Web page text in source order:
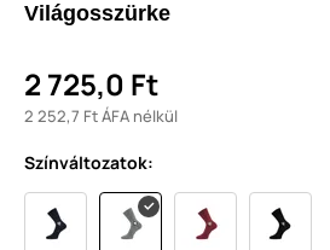
Világosszürke
2 725,0 Ft
2 252,7 Ft ÁFA nélkül
Színváltozatok: